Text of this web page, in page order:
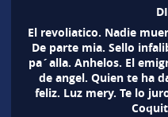
El revoliatico. Nadie
De parte mia. Sello
pa´alla. Anhelos. El
de angel. Quien te ha
feliz. Luz mery. Te lo